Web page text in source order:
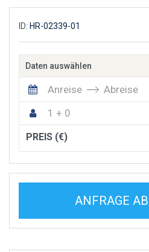
ID: HR-02339-01
Daten auswählen
Anreise
Abreise
1 + 0
PREIS (€)
ANFRAGE